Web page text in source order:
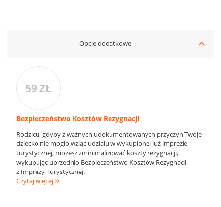
Opcje dodatkowe
59 ZŁ
Bezpieczeństwo Kosztów Rezygnacji
Rodzicu, gdyby z ważnych udokumentowanych przyczyn Twoje
dziecko nie mogło wziąć udziału w wykupionej już imprezie
turystycznej, możesz zminimalizować koszty rezygnacji,
wykupując uprzednio Bezpieczeństwo Kosztów Rezygnacji
z Imprezy Turystycznej.
Czytaj więcej